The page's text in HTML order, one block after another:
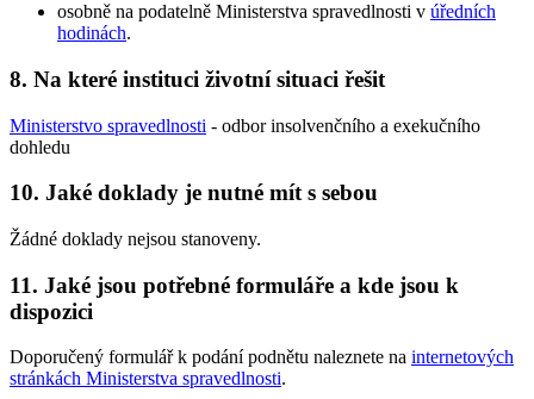
osobně na podatelně Ministerstva spravedlnosti v úředních
hodinách.
8. Na které instituci životní situaci řešit
Ministerstvo spravedlnosti - odbor insolvenčního a exekučního
dohledu
10. Jaké doklady je nutné mít s sebou
Žádné doklady nejsou stanoveny.
11. Jaké jsou potřebné formuláře a kde jsou k
dispozici
Doporučený formulář k podání podnětu naleznete na internetových
stránkách Ministerstva spravedlnosti.